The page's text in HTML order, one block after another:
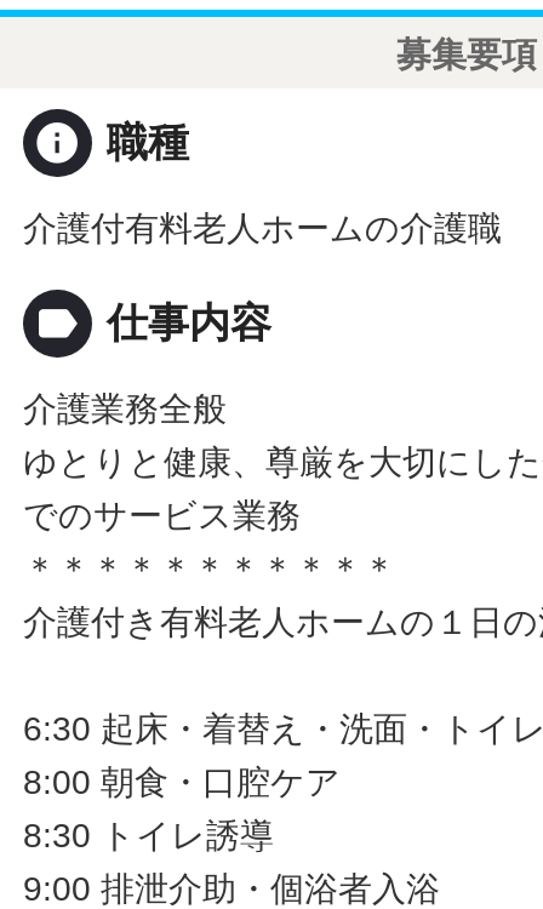
募集要項
info 職種
介護付有料老人ホームの介護職
label 仕事内容
介護業務全般
ゆとりと健康、尊厳を大切にし
でのサービス業務
＊＊＊＊＊＊＊＊＊＊＊
介護付き有料老人ホームの１日
6:30 起床・着替え・洗面・トイ
8:00 朝食・口腔ケア
8:30 トイレ誘導
9:00 排泄介助・個浴者入浴